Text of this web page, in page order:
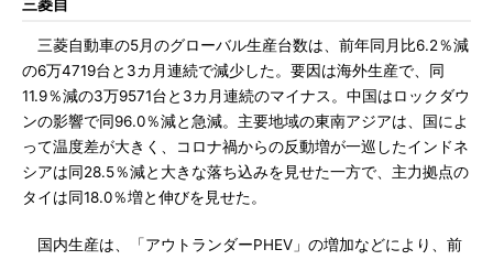
三菱自
三菱自動車の5月のグローバル生産台数は、前年同月比6.2％減
の6万4719台と3カ月連続で減少した。要因は海外生産で、同
11.9％減の3万9571台と3カ月連続のマイナス。中国はロックダウ
ンの影響で同96.0％減と急減。主要地域の東南アジアは、国によ
って温度差が大きく、コロナ禍からの反動増が一巡したインドネ
シアは同28.5％減と大きな落ち込みを見せた一方で、主力拠点の
タイは同18.0％増と伸びを見せた。
国内生産は、「アウトランダーPHEV」の増加などにより、前